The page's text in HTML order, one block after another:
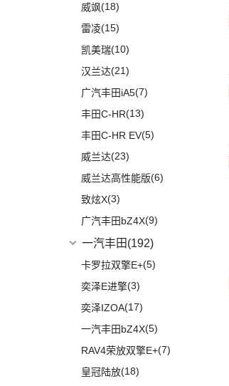
威飒(18)
雷凌(15)
凯美瑞(10)
汉兰达(21)
广汽丰田iA5(7)
丰田C-HR(13)
丰田C-HR EV(5)
威兰达(23)
威兰达高性能版(6)
致炫X(3)
广汽丰田bZ4X(9)
一汽丰田(192)
卡罗拉双擎E+(5)
奕泽E进擎(3)
奕泽IZOA(17)
一汽丰田bZ4X(5)
RAV4荣放双擎E+(7)
皇冠陆放(18)